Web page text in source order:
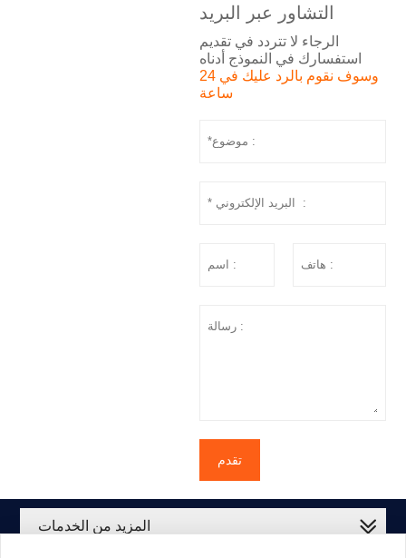
التشاور عبر البريد
الرجاء لا تتردد في تقديم
استفسارك في النموذج أدناه
وسوف نقوم بالرد عليك في 24
ساعة
تقدم
المزيد من الخدمات